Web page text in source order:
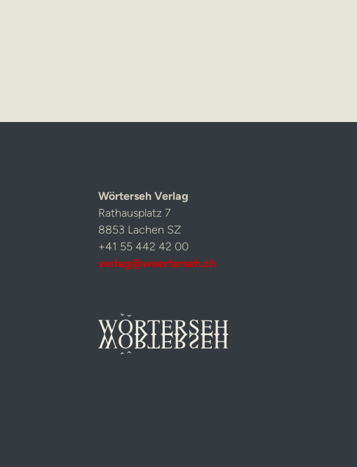
Wörterseh Verlag
Rathausplatz 7
8853 Lachen SZ
+41 55 442 42 00
verlag@woerterseh.ch